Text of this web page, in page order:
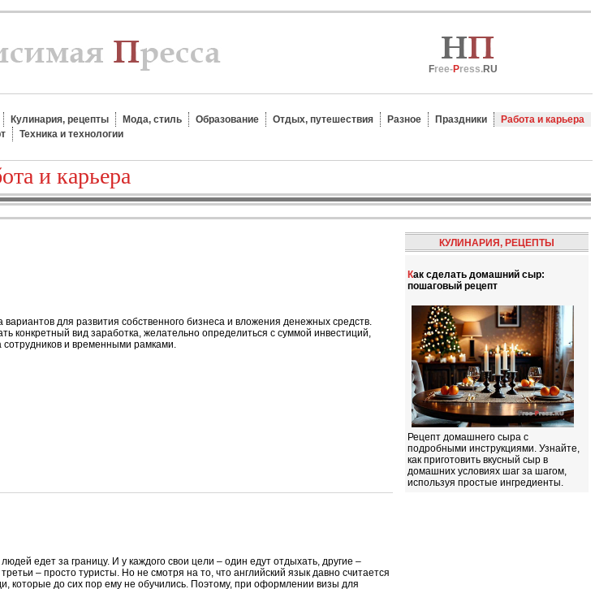
Free-Press.RU
Кулинария, рецепты Мода, стиль Образование Отдых, путешествия Разное Праздники
Работа и карьера
Техника и технологии
и карьера
вариантов для развития собственного бизнеса и вложения денежных средств.
конкретный вид заработка, желательно определиться с суммой инвестиций,
и временными рамками.
едет за границу. И у каждого свои цели – один едут отдыхать, другие –
– просто туристы. Но не смотря на то, что английский язык давно считается
которые до сих пор ему не обучились. Поэтому, при оформлении визы для
КУЛИНАРИЯ, РЕЦЕПТЫ
Как сделать домашний сыр:
пошаговый рецепт
Рецепт домашнего сыра с
подробными инструкциями. Узнайте,
как приготовить вкусный сыр в
домашних условиях шаг за шагом,
используя простые ингредиенты.